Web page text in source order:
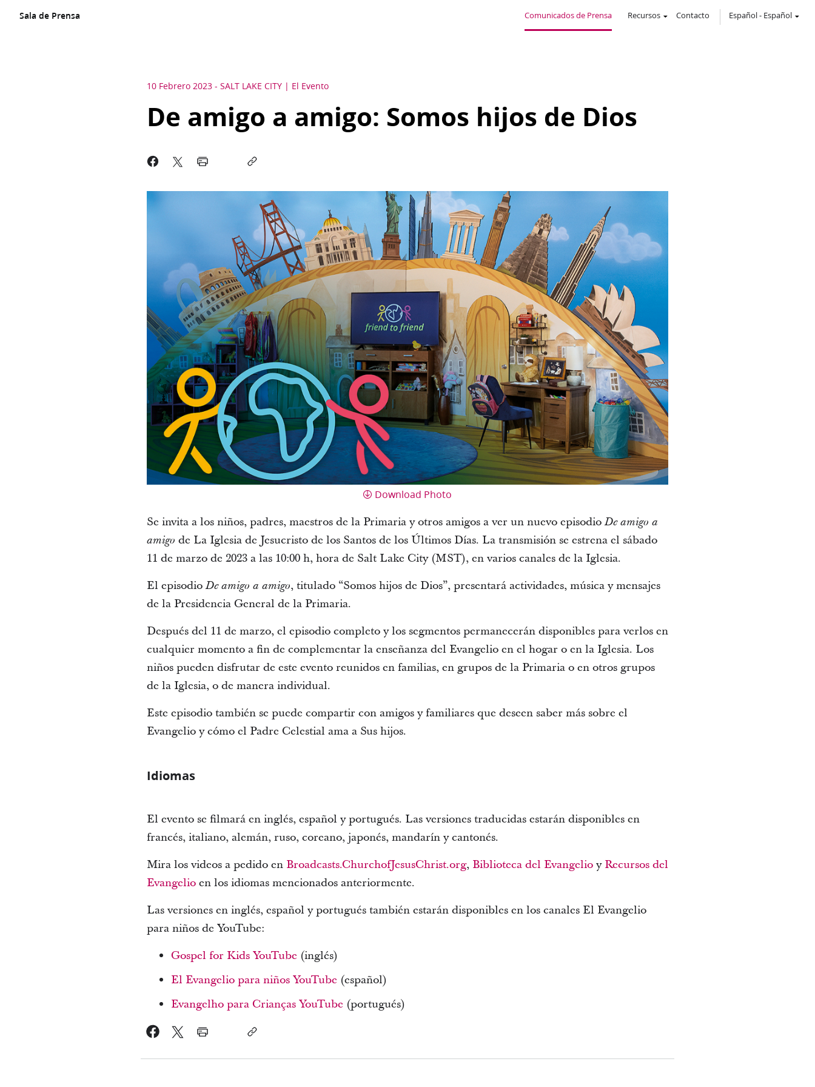
Sala de Prensa Comunicados de Prensa Recursos Contacto Español- Español
10 Febrero 2023 - SALT LAKE CITY El Evento
De amigo a amigo: Somos hijos de Dios
Download Photo
Se invita a los niños, padres, maestros de la Primaria y otros amigos a ver un nuevo episodioDe amigo a
amigo de La Iglesia de Jesucristo de los Santos de los Últimos Días. La transmisión se estrena el sábado
11 de marzo de 2023 a las 10:00 h, hora de Salt Lake City (MST), en varios canales de la Iglesia.
El episodioDe amigo a amigo, titulado “Somos hijos de Dios”, presentará actividades, música y mensajes
de la Presidencia General de la Primaria.
Después del 11 de marzo, el episodio completo y los segmentos permanecerán disponibles para verlos en
cualquier momento a fin de complementar la enseñanza del Evangelio en el hogar o en la Iglesia. Los
niños pueden disfrutar de este evento reunidos en familias, en grupos de la Primaria o en otros grupos
de la Iglesia, o de manera individual.
Este episodio también se puede compartir con amigos y familiares que deseen saber más sobre el
Evangelio y cómo el Padre Celestial ama a Sus hijos.
Idiomas
El evento se filmará en inglés, español y portugués. Las versiones traducidas estarán disponibles en
francés, italiano, alemán, ruso, coreano, japonés, mandarín y cantonés.
Mira los videos a pedido en Broadcasts.ChurchofJesusChrist.org, Biblioteca del Evangelioy Recursos del
Evangelioen los idiomas mencionados anteriormente.
Las versiones en inglés, español y portugués también estarán disponibles en los canales El Evangelio
para niños de YouTube:
Gospel for Kids YouTube (inglés)
El Evangelio para niños YouTube (español)
Evangelho para Crianças YouTube (portugués)